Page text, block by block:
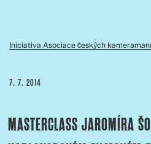
Iniciativa Asociace českých
PUBLIKOVÁNO
7. 7. 2014
MASTERCLASS JAROMÍRA